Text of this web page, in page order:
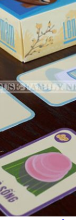
hấp dẫn trên điện